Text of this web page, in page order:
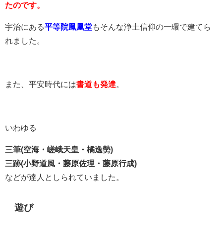
たのです。
宇治にある平等院鳳凰堂もそんな浄土信仰の一環で建てら
れました。
また、平安時代には書道も発達
いわゆる
三筆(空海・嵯峨天皇・橘逸勢)
三跡(小野道風・藤原佐理・藤原行成)
などが達人としられていました。
遊び